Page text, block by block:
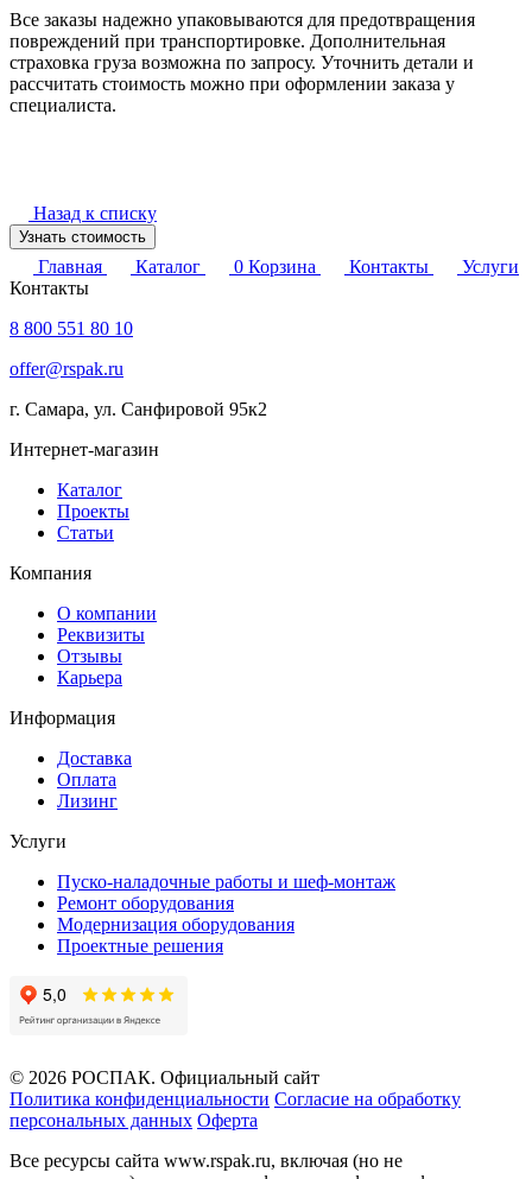
Все заказы надежно упаковываются для предотвращения
повреждений при транспортировке. Дополнительная
страховка груза возможна по запросу. Уточнить детали и
рассчитать стоимость можно при оформлении заказа у
специалиста.
Назад к списку
Узнать стоимость
Главная Каталог 0 Корзина Контакты
Услуги
Контакты
8 800 551 80 10
offer@rspak.ru
г. Самара, ул. Санфировой 95к2
Интернет-магазин
Каталог
Проекты
Статьи
Компания
О компании
Реквизиты
Отзывы
Карьера
Информация
Доставка
Оплата
Лизинг
Услуги
Пуско-наладочные работы и шеф-монтаж
Ремонт оборудования
Модернизация оборудования
Проектные решения
© 2026 РОСПАК. Официальный сайт
Политика конфиденциальности Согласие на обработку
персональных данных Оферта
Все ресурсы сайта www.rspak.ru, включая (но не